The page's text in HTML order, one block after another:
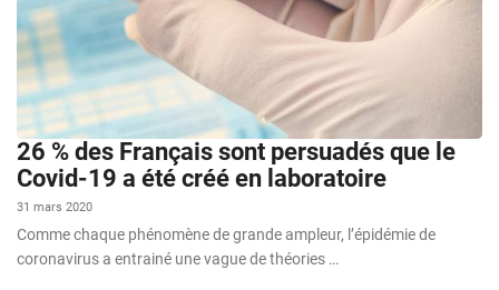
26 % des Français sont persuadés que le
Covid-19 a été créé en laboratoire
31 mars 2020
Comme chaque phénomène de grande ampleur, l’épidémie de
coronavirus a entrainé une vague de théories …